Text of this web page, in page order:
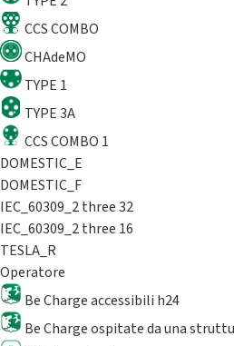
CCS COMBO
CHAdeMO
TYPE 1
TYPE 3A
CCS COMBO 1
DOMESTIC_E
DOMESTIC_F
IEC_60309_2 three 32
IEC_60309_2 three 16
TESLA_R
Operatore
Be Charge accessibili h24
Be Charge ospitate da una